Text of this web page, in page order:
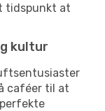
tidspunkt at
kultur
caféer til at